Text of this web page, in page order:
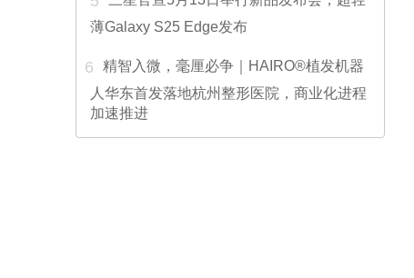
薄Galaxy S25 Edge发布
6
精智入微，毫厘必争｜HAIRO®植发机器
人华东首发落地杭州整形医院，商业化进程
加速推进